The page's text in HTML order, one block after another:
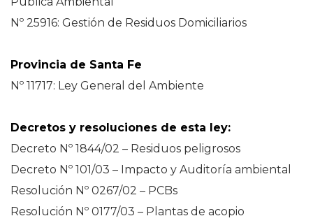
Nº 25916: Gestión de Residuos Domiciliarios
Provincia de Santa Fe
Nº 11717: Ley General del Ambiente
Decretos y resoluciones de esta ley:
Decreto Nº 1844/02 – Residuos peligrosos
Decreto Nº 101/03 – Impacto y Auditoría ambiental
Resolución Nº 0267/02 – PCBs
Resolución Nº 0177/03 – Plantas de acopio